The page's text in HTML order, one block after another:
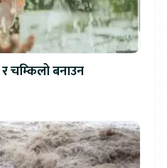
चम्किलो बनाउन